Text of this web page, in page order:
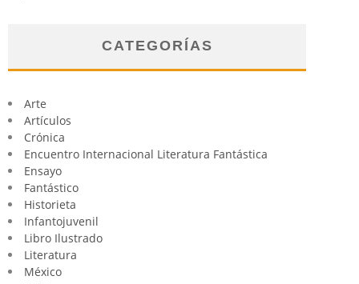
CATEGORÍAS
Arte
Artículos
Crónica
Encuentro Internacional Literatura Fantástica
Ensayo
Fantástico
Historieta
Infantojuvenil
Libro Ilustrado
Literatura
México